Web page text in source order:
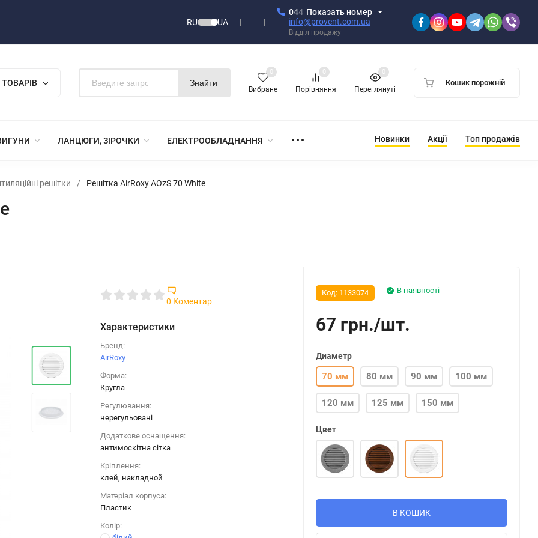
RU UA
044 Показать номер
info@provent.com.ua
Відділ продажу
Знайти
Вибране
0
Порівняння
0
Переглянуті
0
Кошик порожній
ЛАНЦЮГИ, ЗІРОЧКИ ЕЛЕКТРООБЛАДНАННЯ Новинки Акції Топ продажів
решітки / Решітка AirRoxy AOzS 70 White
0 Коментар
Характеристики
Бренд:
AirRoxy
Форма:
Кругла
Регулювання:
нерегульовані
Додаткове оснащення:
антимоскітна сітка
Кріплення:
клей, накладной
Матеріал корпуса:
Пластик
Колір:
В наявності
Код: 1133074
67 грн./шт.
Диаметр
70 мм 80 мм 90 мм 100 мм
120 мм 125 мм 150 мм
Цвет
В КОШИК